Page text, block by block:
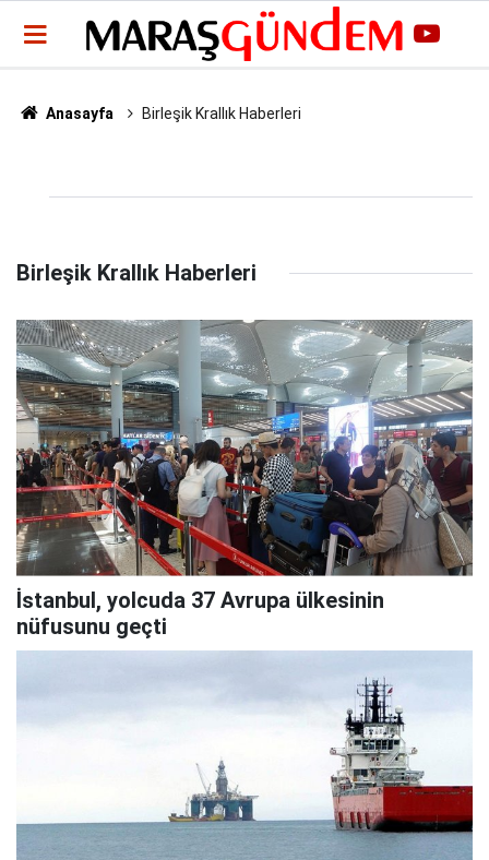
Anasayfa Birleşik Krallık Haberleri
Birleşik Krallık Haberleri
İstanbul, yolcuda 37 Avrupa ülkesinin
nüfusunu geçti